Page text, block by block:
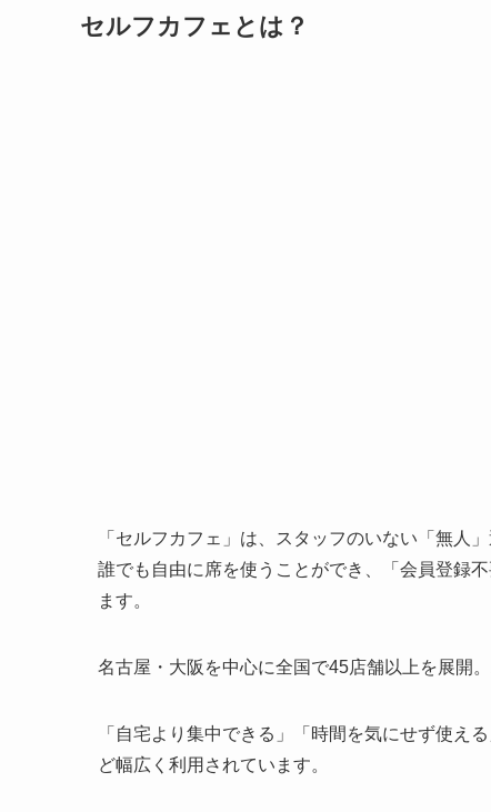
セルフカフェとは？
「セルフカフェ」は、スタッフのいない「無人
誰でも自由に席を使うことができ、「会員登録
ます。
名古屋・大阪を中心に全国で45店舗以上を展開
「自宅より集中できる」「時間を気にせず使え
ど幅広く利用されています。